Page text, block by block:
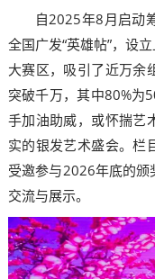
自2025年8月启动
全国广发“英雄帖”，设
大赛区，吸引了近万余
突破千万，其中80%为
手加油助威，或怀揣艺
实的银发艺术盛会。栏
受邀参与2026年底的
交流与展示。